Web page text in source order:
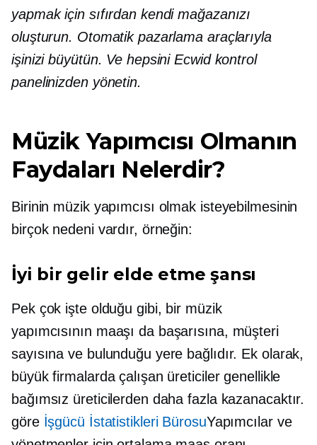
yapmak için sıfırdan kendi mağazanızı
oluşturun. Otomatik pazarlama araçlarıyla
işinizi büyütün. Ve hepsini Ecwid kontrol
panelinizden yönetin.
Müzik Yapımcısı Olmanın
Faydaları Nelerdir?
Birinin müzik yapımcısı olmak isteyebilmesinin
birçok nedeni vardır, örneğin:
İyi bir gelir elde etme şansı
Pek çok işte olduğu gibi, bir müzik
yapımcısının maaşı da başarısına, müşteri
sayısına ve bulunduğu yere bağlıdır. Ek olarak,
büyük firmalarda çalışan üreticiler genellikle
bağımsız üreticilerden daha fazla kazanacaktır.
göre İşgücü İstatistikleri BürosuYapımcılar ve